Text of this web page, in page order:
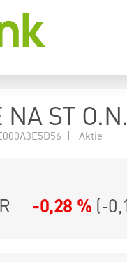
NA ST
| Aktie
-0,28 % (-